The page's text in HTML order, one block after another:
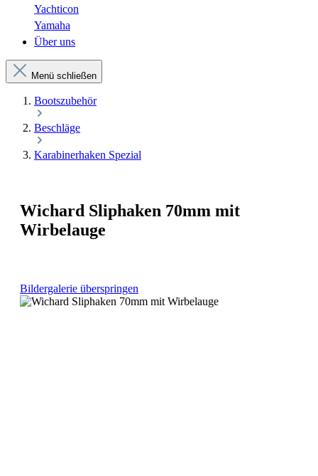
Yachticon
Yamaha
Über uns
Menü schließen
Bootszubehör
Beschläge
Karabinerhaken Spezial
Wichard Sliphaken 70mm mit
Wirbelauge
Bildergalerie überspringen